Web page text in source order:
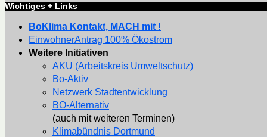
Wichtiges + Links
BoKlima Kontakt, MACH mit !
EinwohnerAntrag 100% Ökostrom
Weitere Initiativen
AKU (Arbeitskreis Umweltschutz)
Bo-Aktiv
Netzwerk Stadtentwicklung
BO-Alternativ
(auch mit weiteren Terminen)
Klimabündnis Dortmund